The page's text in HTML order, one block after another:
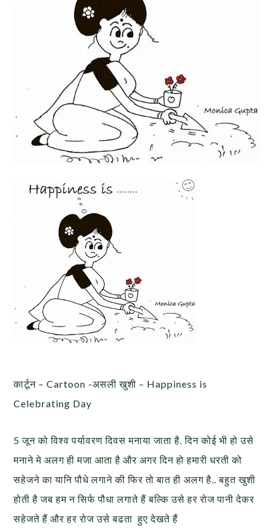
कार्टून – Cartoon -असली खुशी – Happiness is
Celebrating Day
5 जून को विश्व पर्यावरण दिवस मनाया जाता है. दिन कोई भी हो उसे
मनाने मे अलग ही मजा आता है और अगर दिन हो हमारी धरती को
सहेजने का यानि पौधे लगाने की फिर तो बात ही अलग है.. बहुत खुशी
होती है जब हम न सिर्फ पौधा लगाते हैं बल्कि उसे हर रोज पानी देकर
सहेजते हैं और हर रोज उसे बढता हुए देखते हैं